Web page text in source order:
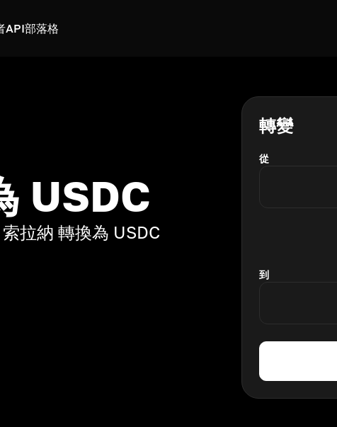
API部落格
USDC
拉納 轉換為 USDC
轉變
從
到